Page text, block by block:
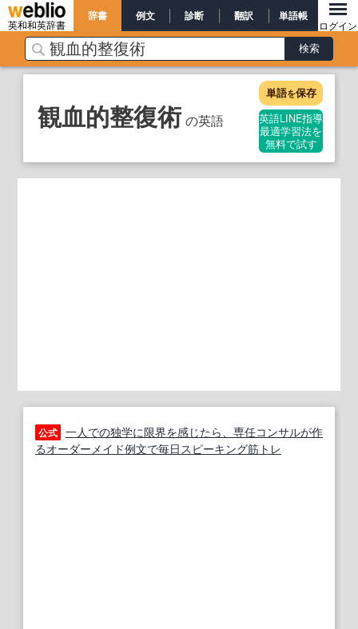
英和和英辞書
辞書 例文 診断 翻訳 単語帳
ログイン
観血的整復術 の英語
単語を保存
英語LINE指導
最適学習法を
無料で試す
公式 一人での独学に限界を感じたら、専任コンサルが作
るオーダーメイド例文で毎日スピーキング筋トレ